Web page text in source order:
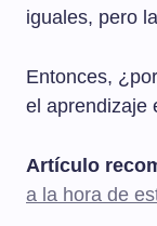
iguales, pero
Entonces,
el aprendizaje
Artículo
a la hora de